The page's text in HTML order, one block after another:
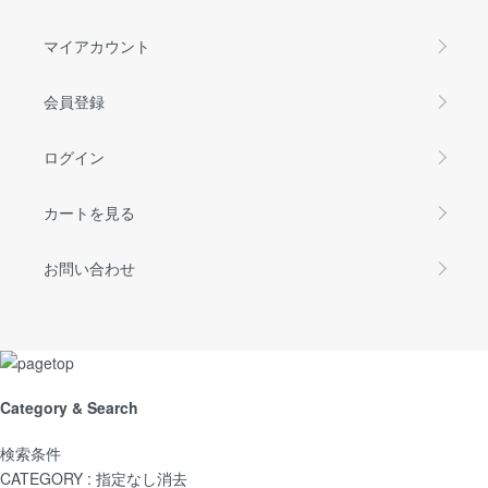
マイアカウント
会員登録
ログイン
カートを見る
お問い合わせ
Category & Search
検索条件
CATEGORY : 指定なし消去